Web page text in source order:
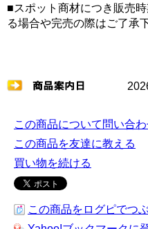
■スポット商材につき販売
る場合や完売の際はご了承
この商品について問い合わ
この商品を友達に教える
買い物を続ける
この商品をログピでつ